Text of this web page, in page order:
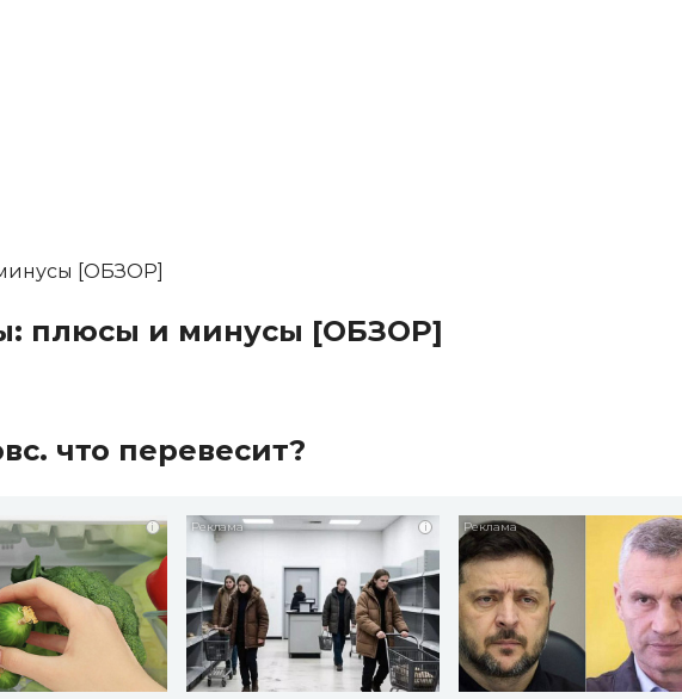
плюсы и минусы [ОБЗОР]
что перевесит?
i i